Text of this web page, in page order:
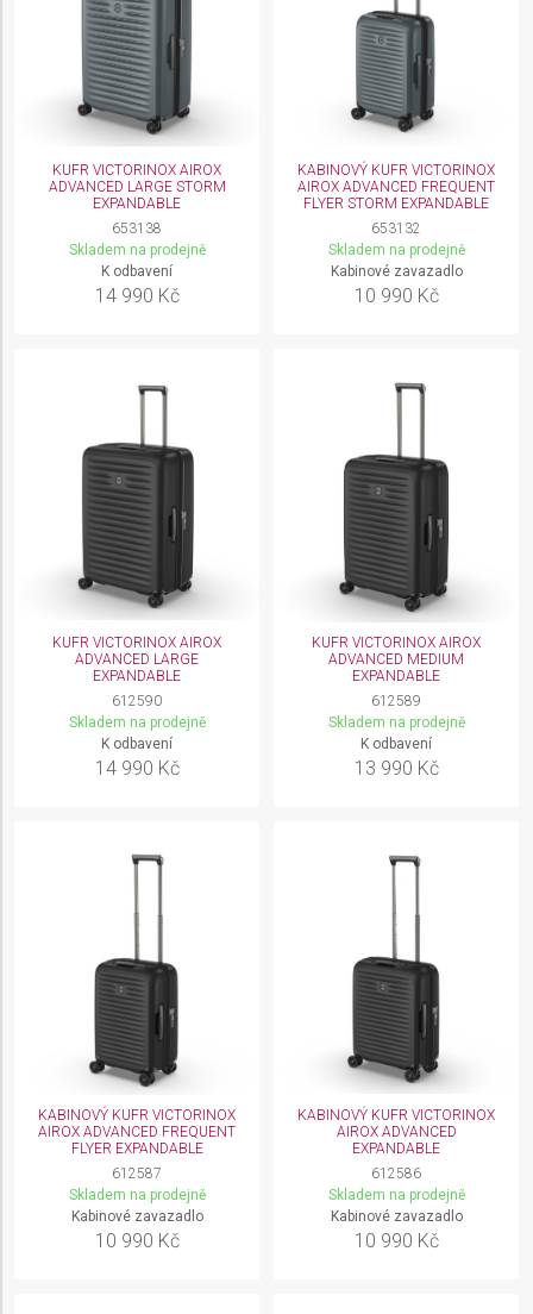
KUFR VICTORINOX AIROX
ADVANCED LARGE STORM
EXPANDABLE
653138
Skladem na prodejně
K odbavení
14 990 Kč
KABINOVÝ KUFR VICTORINOX
AIROX ADVANCED FREQUENT
FLYER STORM EXPANDABLE
653132
Skladem na prodejně
Kabinové zavazadlo
10 990 Kč
KUFR VICTORINOX AIROX
ADVANCED LARGE
EXPANDABLE
612590
Skladem na prodejně
K odbavení
14 990 Kč
KUFR VICTORINOX AIROX
ADVANCED MEDIUM
EXPANDABLE
612589
Skladem na prodejně
K odbavení
13 990 Kč
KABINOVÝ KUFR VICTORINOX
AIROX ADVANCED FREQUENT
FLYER EXPANDABLE
612587
Skladem na prodejně
Kabinové zavazadlo
10 990 Kč
KABINOVÝ KUFR VICTORINOX
AIROX ADVANCED
EXPANDABLE
612586
Skladem na prodejně
Kabinové zavazadlo
10 990 Kč